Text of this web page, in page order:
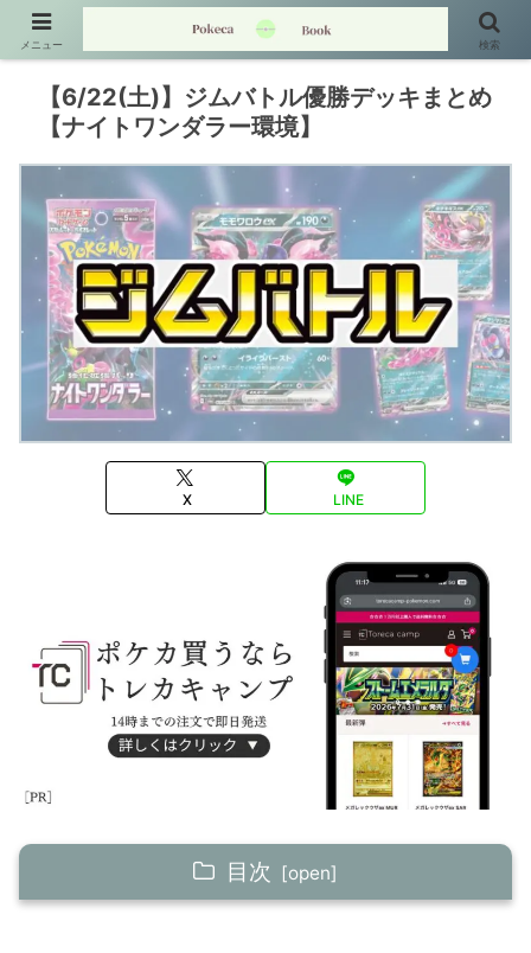
【6/22(土)】ジムバトル優勝デッキまとめ
【ナイトワンダラー環境】
X LINE
目次
メニュー 検索